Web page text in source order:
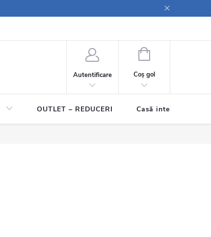
Autentificare
COŞ
CUMPĂRĂTURI
Coş gol
OUTLET – REDUCERI Casă inteligentă